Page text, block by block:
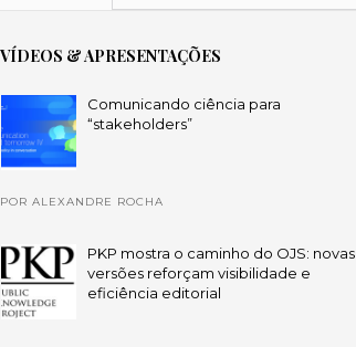
VÍDEOS & APRESENTAÇÕES
Comunicando ciência para
“stakeholders”
POR ALEXANDRE ROCHA
PKP mostra o caminho do OJS: novas
versões reforçam visibilidade e
eficiência editorial